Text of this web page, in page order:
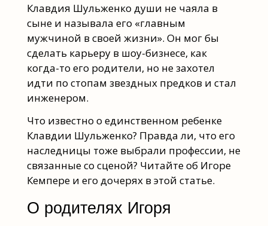
Клавдия Шульженко души не чаяла в
сыне и называла его «главным
мужчиной в своей жизни». Он мог бы
сделать карьеру в шоу-бизнесе, как
когда-то его родители, но не захотел
идти по стопам звездных предков и стал
инженером.
Что известно о единственном ребенке
Клавдии Шульженко? Правда ли, что его
наследницы тоже выбрали профессии, не
связанные со сценой? Читайте об Игоре
Кемпере и его дочерях в этой статье.
О родителях Игоря